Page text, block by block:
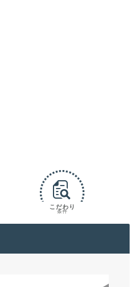
こだわり
条件